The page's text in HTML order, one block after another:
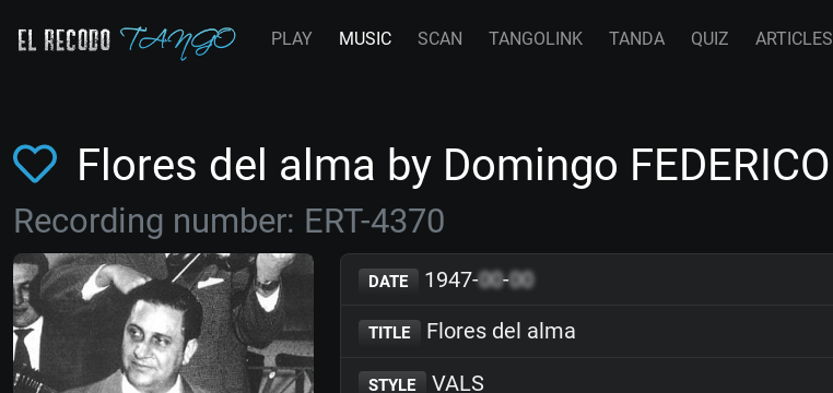
PLAY MUSIC SCAN TANGOLINK TANDA QUIZ ARTICLES
Flores del alma by Domingo FEDERICO
Recording number: ERT-4370
DATE 1947-00-00
TITLE Flores del alma
STYLE VALS